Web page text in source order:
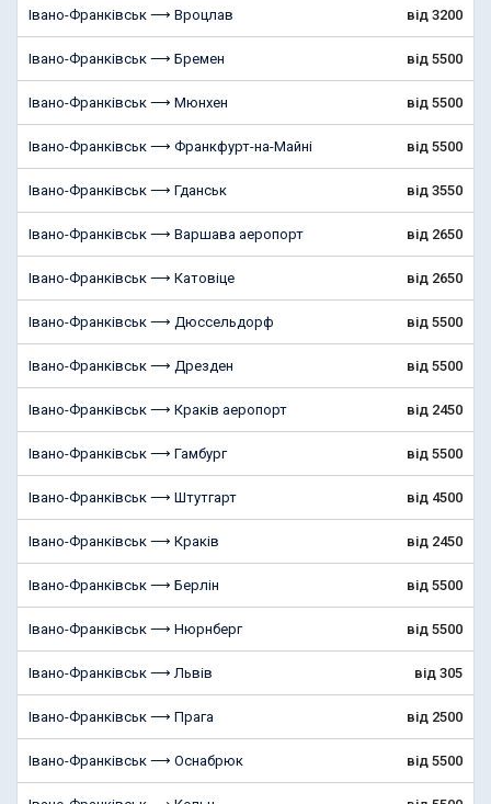
Івано-Франківськ ⟶ Вроцлав від 3200
Івано-Франківськ ⟶ Бремен від 5500
Івано-Франківськ ⟶ Мюнхен від 5500
Івано-Франківськ ⟶ Франкфурт-на-Майні від 5500
Івано-Франківськ ⟶ Гданськ від 3550
Івано-Франківськ ⟶ Варшава аеропорт від 2650
Івано-Франківськ ⟶ Катовіце від 2650
Івано-Франківськ ⟶ Дюссельдорф від 5500
Івано-Франківськ ⟶ Дрезден від 5500
Івано-Франківськ ⟶ Краків аеропорт від 2450
Івано-Франківськ ⟶ Гамбург від 5500
Івано-Франківськ ⟶ Штутгарт від 4500
Івано-Франківськ ⟶ Краків від 2450
Івано-Франківськ ⟶ Берлін від 5500
Івано-Франківськ ⟶ Нюрнберг від 5500
Івано-Франківськ ⟶ Львів від 305
Івано-Франківськ ⟶ Прага від 2500
Івано-Франківськ ⟶ Оснабрюк від 5500